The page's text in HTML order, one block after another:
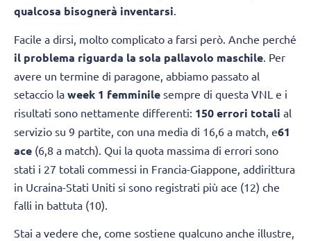
qualcosa bisognerà inventarsi
Facile a dirsi, molto complicato a farsi però. Anche perché
il problema riguarda la sola pallavolo maschile . Per
avere un termine di paragone, abbiamo passato al
setaccio la week 1 femminile sempre di questa VNL e i
risultati sono nettamente differenti: 150 errori totali al
servizio su 9 partite, con una media di 16,6 a match, e61
ace (6,8 a match). Qui la quota massima di errori sono
stati i 27 totali commessi in Francia-Giappone, addirittura
in Ucraina-Stati Uniti si sono registrati più ace (12) che
falli in battuta (10).
Stai a vedere che, come sostiene qualcuno anche illustre,